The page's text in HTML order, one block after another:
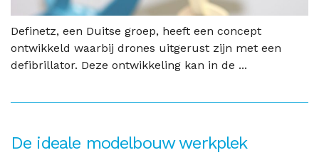
Definetz, een Duitse groep, heeft een concept
ontwikkeld waarbij drones uitgerust zijn met een
defibrillator. Deze ontwikkeling kan in de ...
De ideale modelbouw werkplek